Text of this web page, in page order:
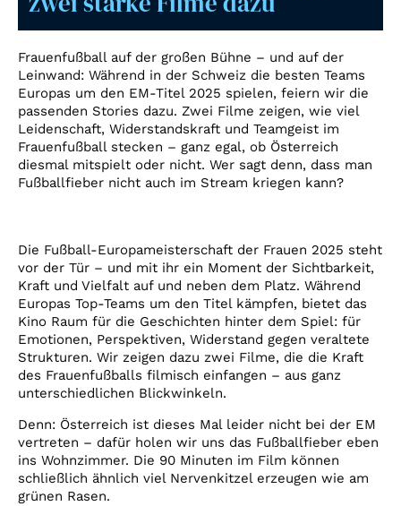
Account
Frauenfußball auf der großen Bühne – und auf der
Leinwand: Während in der Schweiz die besten Teams
Europas um den EM-Titel 2025 spielen, feiern wir die
passenden Stories dazu. Zwei Filme zeigen, wie viel
Leidenschaft, Widerstandskraft und Teamgeist im
Frauenfußball stecken – ganz egal, ob Österreich
diesmal mitspielt oder nicht. Wer sagt denn, dass man
Fußballfieber nicht auch im Stream kriegen kann?
Die Fußball-Europameisterschaft der Frauen 2025 steht
vor der Tür – und mit ihr ein Moment der Sichtbarkeit,
Kraft und Vielfalt auf und neben dem Platz. Während
Europas Top-Teams um den Titel kämpfen, bietet das
Kino Raum für die Geschichten hinter dem Spiel: für
Emotionen, Perspektiven, Widerstand gegen veraltete
Strukturen. Wir zeigen dazu zwei Filme, die die Kraft
des Frauenfußballs filmisch einfangen – aus ganz
unterschiedlichen Blickwinkeln.
Denn: Österreich ist dieses Mal leider nicht bei der EM
vertreten – dafür holen wir uns das Fußballfieber eben
ins Wohnzimmer. Die 90 Minuten im Film können
schließlich ähnlich viel Nervenkitzel erzeugen wie am
grünen Rasen.